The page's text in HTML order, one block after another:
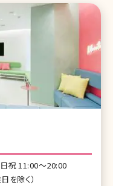
祝 11:00～20:00
を除く）